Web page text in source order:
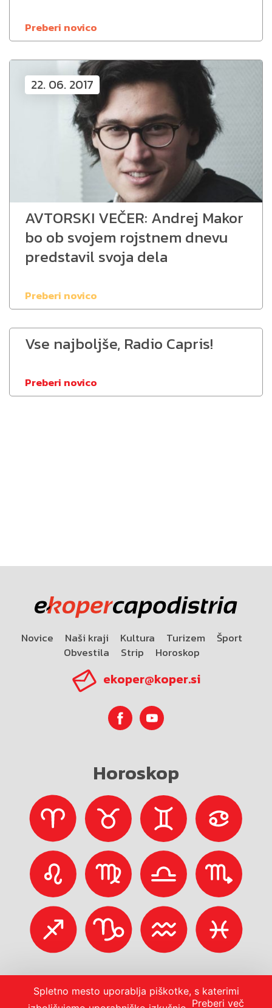
Preberi novico
22. 06. 2017
AVTORSKI VEČER: Andrej Makor
bo ob svojem rojstnem dnevu
predstavil svoja dela
Preberi novico
Vse najboljše, Radio Capris!
Preberi novico
Novice Naši kraji Kultura Turizem
Šport
Obvestila
Strip Horoskop
ekoper@koper.si
Horoskop
Spletno mesto uporablja piškotke, s katerimi
Preberi več